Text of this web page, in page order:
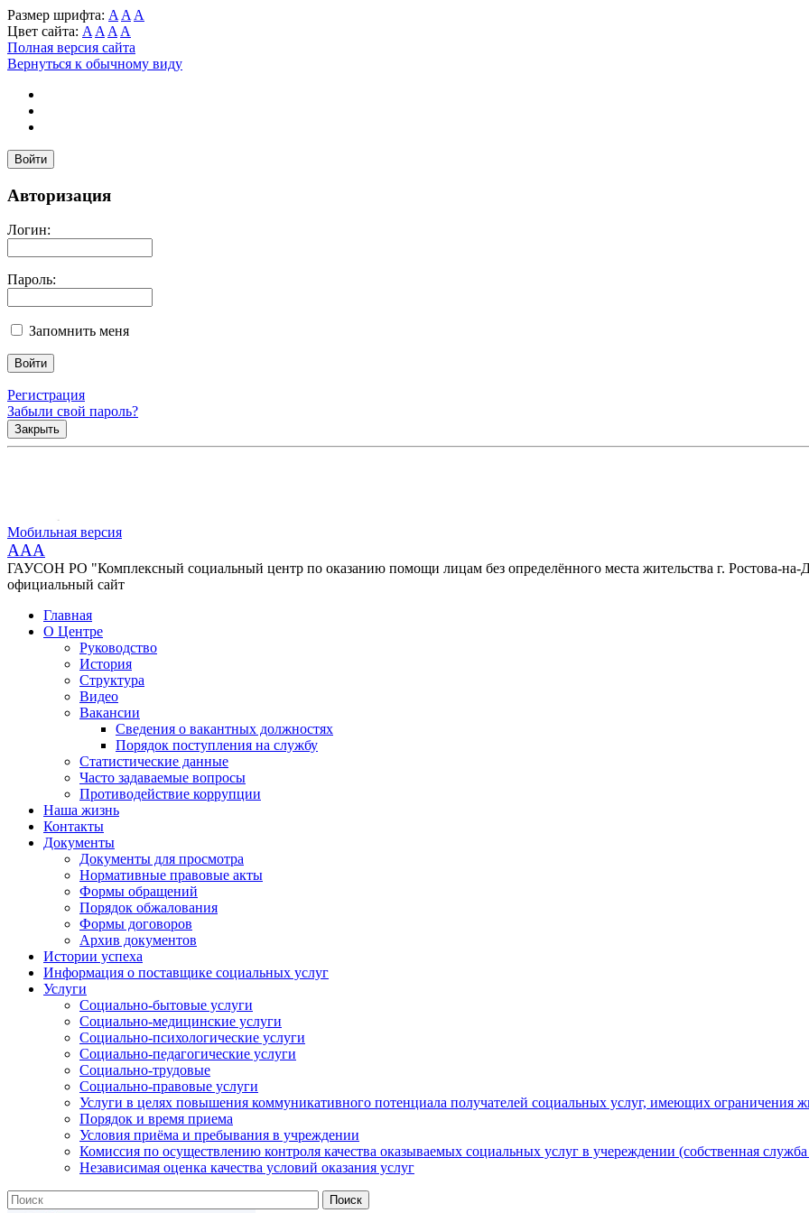
Размер шрифта: A A A
Цвет сайта: A A A A
Полная версия сайта
Вернуться к обычному виду
Войти
Авторизация
Логин:
Пароль:
Запомнить меня
Регистрация
Забыли свой пароль?
Закрыть
Мобильная версия
AAA
ГАУСОН РО "Комплексный социальный центр по оказанию помощи лицам без определённого места жительства г. Ростова-на-
официальный сайт
Главная
О Центре
Руководство
История
Структура
Видео
Вакансии
Сведения о вакантных должностях
Порядок поступления на службу
Статистические данные
Часто задаваемые вопросы
Противодействие коррупции
Наша жизнь
Контакты
Документы
Документы для просмотра
Нормативные правовые акты
Формы обращений
Порядок обжалования
Формы договоров
Архив документов
Истории успеха
Информация о поставщике социальных услуг
Услуги
Социально-бытовые услуги
Социально-медицинские услуги
Социально-психологические услуги
Социально-педагогические услуги
Социально-трудовые
Социально-правовые услуги
Услуги в целях повышения коммуникативного потенциала получателей социальных услуг, имеющих ограничения
Порядок и время приема
Условия приёма и пребывания в учреждении
Комиссия по осуществлению контроля качества оказываемых социальных услуг в учереждении (собственная
Независимая оценка качества условий оказания услуг